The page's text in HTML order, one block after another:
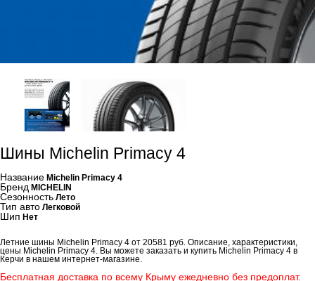
Шины Michelin Primacy 4
Название Michelin Primacy 4
Бренд MICHELIN
Сезонность Лето
Тип авто Легковой
Шип Нет
Летние шины Michelin Primacy 4 от 20581 руб. Описание, характеристики,
цены Michelin Primacy 4. Вы можете заказать и купить Michelin Primacy 4 в
Керчи в нашем интернет-магазине.
Бесплатная доставка по всему Крыму ежедневно без предоплат.